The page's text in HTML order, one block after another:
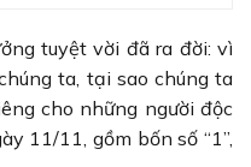
tuyệt vời đã ra đời: vì
ta, tại sao chúng ta
cho những người độc
11/11, gồm bốn số “1”,